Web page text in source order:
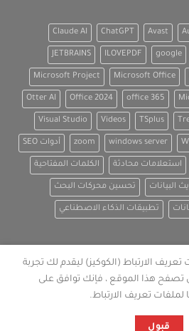
Avast
ChatGPT
Claude AI
google
ILOVEPDF
JETBRAINS
Microsoft Office
Microsoft Project
office 365
Office 2024
Otter AI
TSplus
Videos
Visual Studio
windows server
zoom أدوات SEO
استعلامات محادثة الكلمات المفتاحية
البيانات تحسين محركات البحث
تطبيقات الذكاء الاصطناعي
الارتباط (الكوكيز) ليقدم لك تجربة
هذا الموقع ، فإنك توافق على
لملفات تعريف الارتباط.
قبول